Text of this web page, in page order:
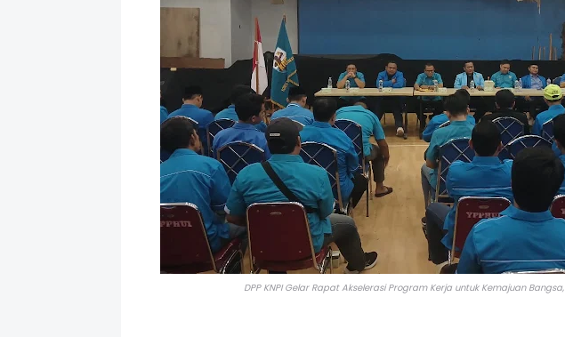
DPP KNPI Gelar Rapat Akselerasi Program Kerja untuk Kemajuan Bangsa,